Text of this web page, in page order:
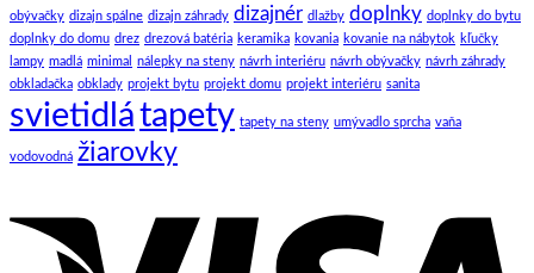
obývačky dizajn spálne dizajn záhrady dizajnér dlažby doplnky doplnky do bytu
doplnky do domu drez drezová batéria keramika kovania kovanie na nábytok kľučky
lampy madlá minimal nálepky na steny návrh interiéru návrh obývačky návrh záhrady
obkladačka obklady projekt bytu projekt domu projekt interiéru sanita
svietidlátapety tapety na steny umývadlo sprcha vaňa
vodovodná žiarovky